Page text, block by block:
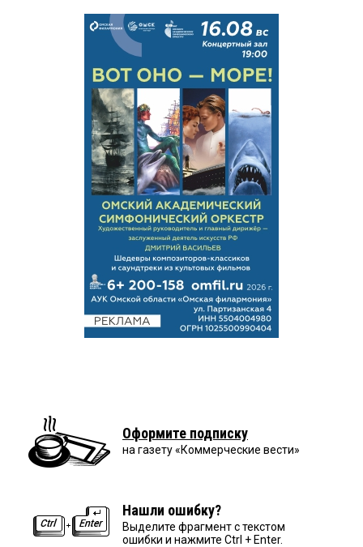
Оформите подписку
на газету «Коммерческие вести»
Нашли ошибку?
Выделите фрагмент с текстом
ошибки и нажмите Ctrl + Enter.